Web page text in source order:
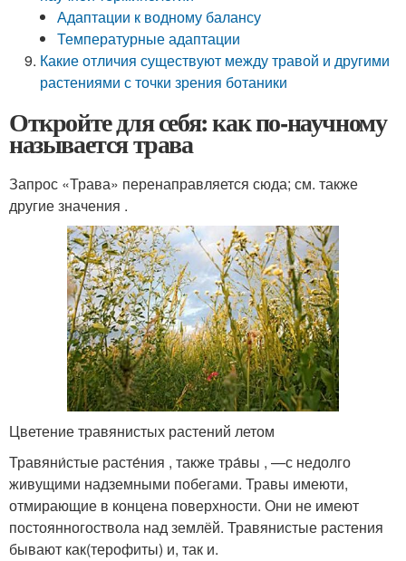
Адаптации к водному балансу
Температурные адаптации
Какие отличия существуют между травой и другими
растениями с точки зрения ботаники
Откройте для себя: как по-научному
называется трава
Запрос «Трава» перенаправляется сюда; см. также
другие значения .
Цветение травянистых растений летом
Травяни́стые расте́ния , также тра́вы , —с недолго
живущими надземными побегами. Травы имеюти,
отмирающие в концена поверхности. Они не имеют
постоянногоствола над землёй. Травянистые растения
бывают как(терофиты) и, так и.